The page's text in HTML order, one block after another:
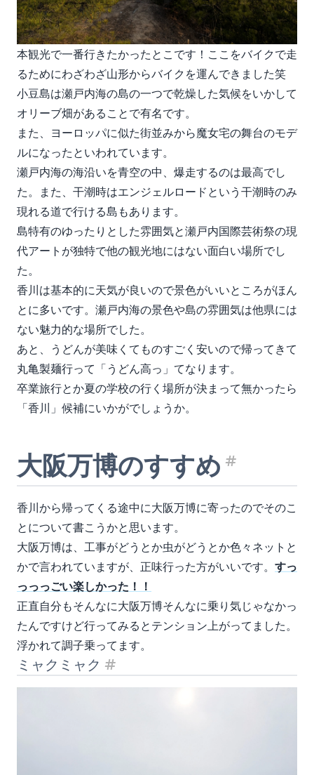
本観光で一番行きたかったとこです！ここをバイクで走
るためにわざわざ山形からバイクを運んできました笑
小豆島は瀬戸内海の島の一つで乾燥した気候をいかして
オリーブ畑があることで有名です。
また、ヨーロッパに似た街並みから魔女宅の舞台のモデ
ルになったといわれています。
瀬戸内海の海沿いを青空の中、爆走するのは最高でし
た。また、干潮時はエンジェルロードという干潮時のみ
現れる道で行ける島もあります。
島特有のゆったりとした雰囲気と瀬戸内国際芸術祭の現
代アートが独特で他の観光地にはない面白い場所でし
た。
香川は基本的に天気が良いので景色がいいところがほん
とに多いです。瀬戸内海の景色や島の雰囲気は他県には
ない魅力的な場所でした。
あと、うどんが美味くてものすごく安いので帰ってきて
丸亀製麺行って「うどん高っ」てなります。
卒業旅行とか夏の学校の行く場所が決まって無かったら
「香川」候補にいかがでしょうか。
大阪万博のすすめ
見出し
香川から帰ってくる途中に大阪万博に寄ったのでそのこ
とについて書こうかと思います。
大阪万博は、工事がどうとか虫がどうとか色々ネットと
かで言われていますが、正味行った方がいいです。 すっ
っっっごい楽しかった！！
正直自分もそんなに大阪万博そんなに乗り気じゃなかっ
たんですけど行ってみるとテンション上がってました。
浮かれて調子乗ってます。
ミャクミャク